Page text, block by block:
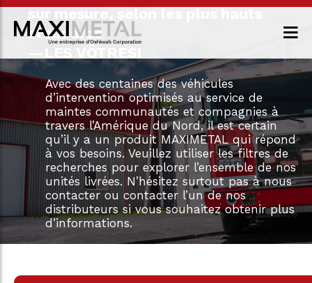
sur mesure, selon les plus hauts
standards
Avec des centaines des véhicules
d’intervention optimisés au service de
maintes communautés et compagnies à
travers l’Amérique du Nord, il est certain
qu’il y a un produit MAXIMETAL qui répond
à vos besoins. Veuillez utiliser les filtres de
recherches pour explorer l’ensemble de nos
unités livrées. N’hésitez surtout pas à nous
contacter ou contacter l’un de nos
distributeurs si vous souhaitez obtenir plus
d’informations.